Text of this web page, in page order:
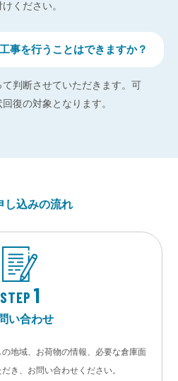
ください。
事を行うことはできますか？
判断させていただきます。可
復の対象となります。
し込みの流れ
STEP 1
い合わせ
の地域、お荷物の情報、必要な倉庫面
き、お問い合わせください。